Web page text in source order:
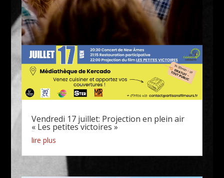
Vendredi 17 juillet: Projection en plein air
« Les petites victoires »
lire plus